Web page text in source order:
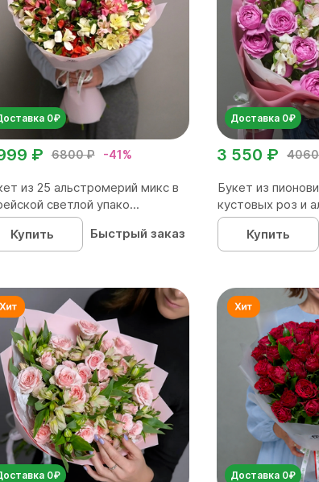
0₽
6800 ₽ -41%
₽
из 25 альстромерий микс в
светлой упако...
Купить
Быстрый заказ
Доставка 0₽
3 550 ₽
Букет из
кустовых роз и
Купить
0₽ Доставка 0₽